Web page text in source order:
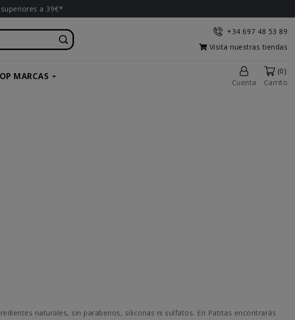
a 39€*
+34 697 48 53 89
Visita nuestras tiendas
MARCAS
Cuenta
(0)
Carrito
naturales, sin parabenos, siliconas ni sulfatos. En Patitas encontrarás